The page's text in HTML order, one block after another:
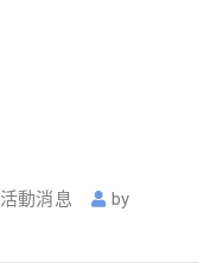
活動消息
by